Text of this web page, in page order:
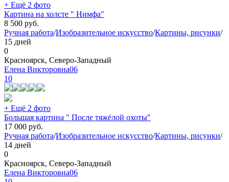
+ Ещё 2 фото
Картина на холсте " Нимфа"
8 500 руб.
Ручная работа/Изобразительное искусство/Картины, рисунки/
15 дней
0
Красноярск, Северо-Западный
Елена Викторовна06
10
+ Ещё 2 фото
Большая картина " После тяжёлой охоты"
17 000 руб.
Ручная работа/Изобразительное искусство/Картины, рисунки/
14 дней
0
Красноярск, Северо-Западный
Елена Викторовна06